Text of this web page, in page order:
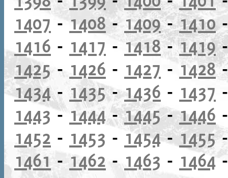
1407 -1408-1409-1410
1416 - 1417 -1418-1419
1425- 1426 - 1427 - 1428
1434- 1435-1436 - 1437
1443- 1444-1445-1446
1452 - 1453 - 1454-1455
1461 -1462 - 1463 - 1464